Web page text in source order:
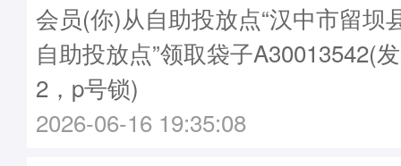
会员(你)从自助投放点“汉中市留坝
自助投放点”领取袋子A30013542(
2，p号锁)
2026-06-16 19:35:08